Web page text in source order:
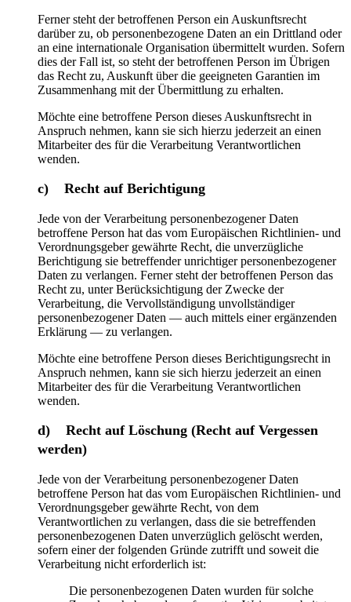
Ferner steht der betroffenen Person ein Auskunftsrecht
darüber zu, ob personenbezogene Daten an ein Drittland oder
an eine internationale Organisation übermittelt wurden. Sofern
dies der Fall ist, so steht der betroffenen Person im Übrigen
das Recht zu, Auskunft über die geeigneten Garantien im
Zusammenhang mit der Übermittlung zu erhalten.
Möchte eine betroffene Person dieses Auskunftsrecht in
Anspruch nehmen, kann sie sich hierzu jederzeit an einen
Mitarbeiter des für die Verarbeitung Verantwortlichen
wenden.
c) Recht auf Berichtigung
Jede von der Verarbeitung personenbezogener Daten
betroffene Person hat das vom Europäischen Richtlinien- und
Verordnungsgeber gewährte Recht, die unverzügliche
Berichtigung sie betreffender unrichtiger personenbezogener
Daten zu verlangen. Ferner steht der betroffenen Person das
Recht zu, unter Berücksichtigung der Zwecke der
Verarbeitung, die Vervollständigung unvollständiger
personenbezogener Daten — auch mittels einer ergänzenden
Erklärung — zu verlangen.
Möchte eine betroffene Person dieses Berichtigungsrecht in
Anspruch nehmen, kann sie sich hierzu jederzeit an einen
Mitarbeiter des für die Verarbeitung Verantwortlichen
wenden.
d) Recht auf Löschung (Recht auf Vergessen
werden)
Jede von der Verarbeitung personenbezogener Daten
betroffene Person hat das vom Europäischen Richtlinien- und
Verordnungsgeber gewährte Recht, von dem
Verantwortlichen zu verlangen, dass die sie betreffenden
personenbezogenen Daten unverzüglich gelöscht werden,
sofern einer der folgenden Gründe zutrifft und soweit die
Verarbeitung nicht erforderlich ist:
Die personenbezogenen Daten wurden für solche